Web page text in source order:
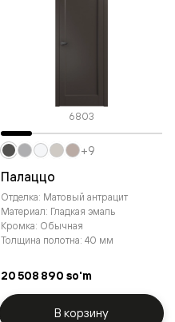
6803
Палаццо
Отделка: Матовый антрацит
Материал: Гладкая эмаль
Кромка: Обычная
Толщина полотна: 40 мм
20 508 890 so'm
+9
В корзину